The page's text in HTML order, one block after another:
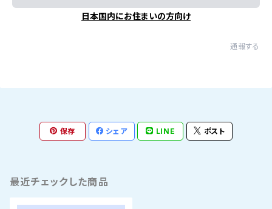
日本国内にお住まいの方向け
通報する
保存 シェア LINE ポスト
最近チェックした商品